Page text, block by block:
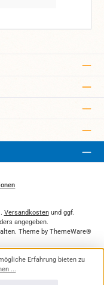
Versandkostenund ggf.
angegeben.
Theme by ThemeWare®
Erfahrung bieten zu
...